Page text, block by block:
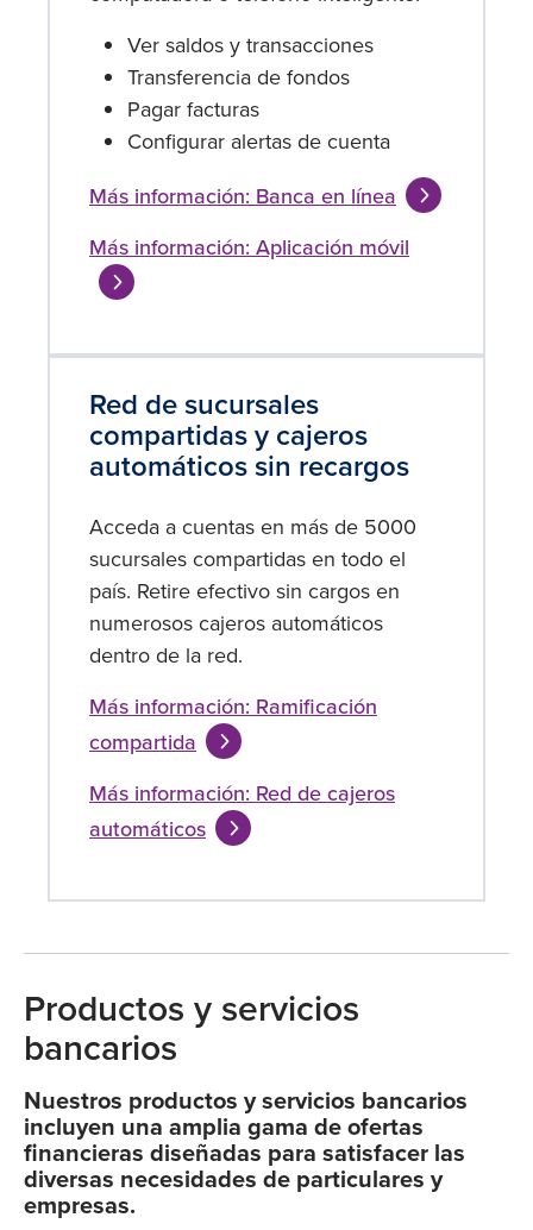
Ver saldos y transacciones
Transferencia de fondos
Pagar facturas
Configurar alertas de cuenta
Más información: Banca en línea
Más información: Aplicación móvil
Red de sucursales
compartidas y cajeros
automáticos sin recargos
Acceda a cuentas en más de 5000
sucursales compartidas en todo el
país. Retire efectivo sin cargos en
numerosos cajeros automáticos
dentro de la red.
Más información: Ramificación
compartida
Más información: Red de cajeros
automáticos
Productos y servicios
bancarios
Nuestros productos y servicios bancarios
incluyen una amplia gama de ofertas
financieras diseñadas para satisfacer las
diversas necesidades de particulares y
empresas.